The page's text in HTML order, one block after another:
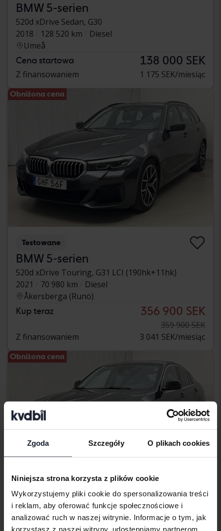
Zgoda Szczegóły O plikach cookies
Niniejsza strona korzysta z plików cookie
Wykorzystujemy pliki cookie do spersonalizowania treści
i reklam, aby oferować funkcje społecznościowe i
analizować ruch w naszej witrynie. Informacje o tym, jak
korzystasz z naszej witryny, udostępniamy partnerom
BMW 5-serien
520d xDrive Sedan, G30
2018
128 520 km
Diesel
Umeå
Cena startowa 138 000 SEK
Z finansowaniem 1 175 SEK/miesiąc
Obniżona cena
Testowane
BMW 5-serien
520d xDrive Touring, G31 LCI (190hk+11hk)
2021
70 980 km
Diesel
Åkersberga (Runö)
Kup teraz 356 900 SEK
359 900 SEK
Z finansowaniem
3 041 SEK/miesiąc
Obniżona cena
Testowane
BMW X4